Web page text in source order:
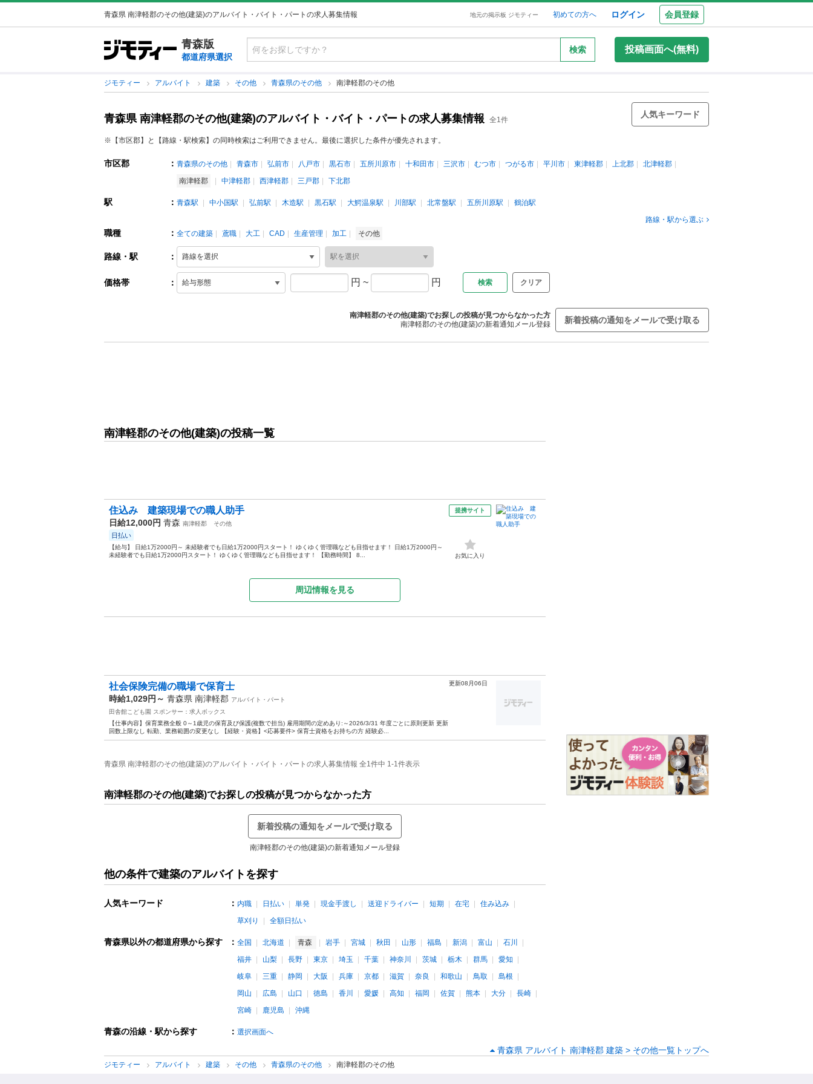
青森県 南津軽郡のその他(建築)のアルバイト・バイト・パートの求人募集情報 地元の掲示板 ジモティー 初めての方へ ログイン 会員登録
青森版
都道府県選択
検索 投稿画面へ(無料)
ジモティー アルバイト 建築 その他 青森県のその他 南津軽郡のその他
青森県 南津軽郡のその他(建築)のアルバイト・バイト・パートの求人募集情報 全1件
人気キーワード
※【市区郡】と【路線・駅検索】の同時検索はご利用できません。最後に選択した条件が優先されます。
市区郡 ： 青森県のその他 青森市 弘前市 八戸市 黒石市 五所川原市 十和田市 三沢市 むつ市 つがる市 平川市 東津軽郡 上北郡
北津軽郡
南津軽郡
中津軽郡 西津軽郡 三戸郡 下北郡
駅 ： 青森駅 中小国駅 弘前駅 木造駅 黒石駅 大鰐温泉駅 川部駅 北常盤駅 五所川原駅
鶴泊駅
路線・駅から選ぶ
職種 ： 全ての建築 鳶職 大工 CAD 生産管理 加工 その他
路線・駅 ：
価格帯 ： 円 ~ 円 クリア
南津軽郡のその他(建築)でお探しの投稿が見つからなかった方
南津軽郡のその他(建築)の新着通知メール登録
新着投稿の通知をメールで受け取る
南津軽郡のその他(建築)の投稿一覧
住込み 建築現場での職人助手
日給12,000円 青森 南津軽郡 その他
日払い
【給与】 日給1万2000円～ 未経験者でも日給1万2000円スタート！ ゆくゆく管理職なども目指せます！ 日給1万2000円～
未経験者でも日給1万2000円スタート！ ゆくゆく管理職なども目指せます！ 【勤務時間】 8...
提携サイト
お気に入り
周辺情報を見る
社会保険完備の職場で保育士
時給1,029円～ 青森県 南津軽郡 アルバイト・パート
田舎館こども園 スポンサー：求人ボックス
【仕事内容】保育業務全般 0～1歳児の保育及び保護(複数で担当) 雇用期間の定めあり:～2026/3/31 年度ごとに原則更新 更新
回数上限なし 転勤、業務範囲の変更なし 【経験・資格】<応募要件> 保育士資格をお持ちの方 経験必...
更新08月06日
青森県 南津軽郡のその他(建築)のアルバイト・バイト・パートの求人募集情報 全1件中 1-1件表示
南津軽郡のその他(建築)でお探しの投稿が見つからなかった方
新着投稿の通知をメールで受け取る
南津軽郡のその他(建築)の新着通知メール登録
他の条件で建築のアルバイトを探す
人気キーワード ： 内職 日払い 単発 現金手渡し 送迎ドライバー 短期 在宅
住み込み
草刈り
全額日払い
青森県以外の都道府県から探す ： 全国 北海道 青森 岩手 宮城 秋田 山形 福島 新潟 富山
石川
福井
山梨 長野 東京 埼玉 千葉 神奈川 茨城 栃木 群馬
愛知
岐阜
三重 静岡 大阪 兵庫 京都 滋賀 奈良 和歌山 鳥取
島根
岡山
広島 山口 徳島 香川 愛媛 高知 福岡 佐賀 熊本 大分
長崎
宮崎
鹿児島 沖縄
青森の沿線・駅から探す ： 選択画面へ
青森県 アルバイト 南津軽郡 建築 > その他一覧トップへ
ジモティー アルバイト 建築 その他 青森県のその他 南津軽郡のその他